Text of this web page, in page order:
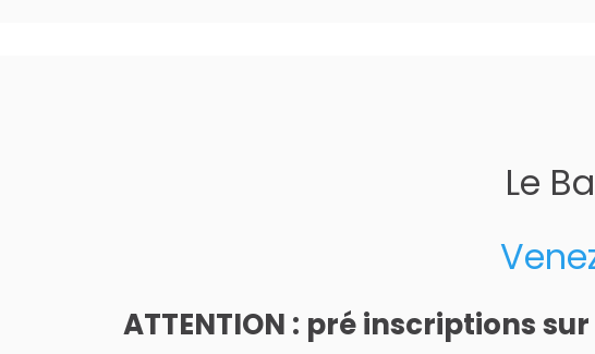
Le
ATTENTION : pré inscriptions